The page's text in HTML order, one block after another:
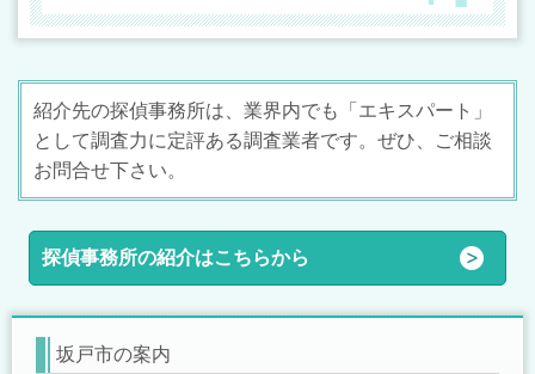
紹介先の探偵事務所は、業界内でも「エキスパート」
として調査力に定評ある調査業者です。ぜひ、ご相談
お問合せ下さい。
探偵事務所の紹介はこちらから
坂戸市の案内